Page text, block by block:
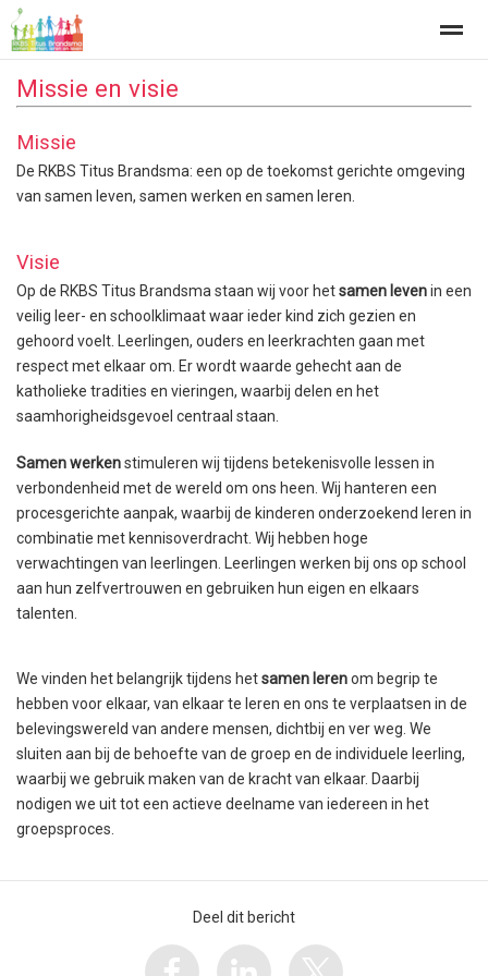
Home Zoeken Nieuws Agenda
Missie en visie
Missie
De RKBS Titus Brandsma: een op de toekomst gerichte omgeving
van samen leven, samen werken en samen leren.
Visie
Op de RKBS Titus Brandsma staan wij voor hetsamen levenin een
veilig leer- en schoolklimaat waar ieder kind zich gezien en
gehoord voelt. Leerlingen, ouders en leerkrachten gaan met
respect met elkaar om. Er wordt waarde gehecht aan de
katholieke tradities en vieringen, waarbij delen en het
saamhorigheidsgevoel centraal staan.
Samen werkenstimuleren wij tijdens betekenisvolle lessen in
verbondenheid met de wereld om ons heen. Wij hanteren een
procesgerichte aanpak, waarbij de kinderen onderzoekend leren in
combinatie met kennisoverdracht. Wij hebben hoge
verwachtingen van leerlingen. Leerlingen werken bij ons op school
aan hun zelfvertrouwen en gebruiken hun eigen en elkaars
talenten.
We vinden het belangrijk tijdens hetsamen lerenom begrip te
hebben voor elkaar, van elkaar te leren en ons te verplaatsen in de
belevingswereld van andere mensen, dichtbij en ver weg. We
sluiten aan bij de behoefte van de groep en de individuele leerling,
waarbij we gebruik maken van de kracht van elkaar. Daarbij
nodigen we uit tot een actieve deelname van iedereen in het
groepsproces.
Deel dit bericht